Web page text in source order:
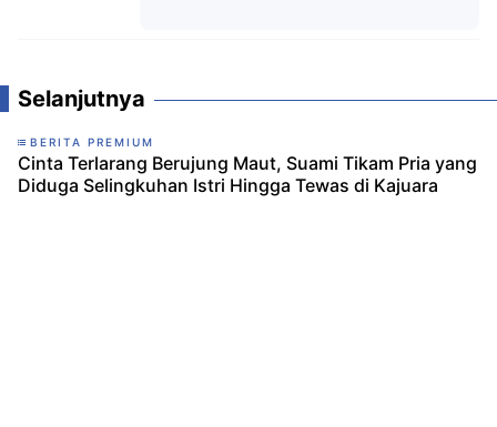
Selanjutnya
BERITA PREMIUM
Cinta Terlarang Berujung Maut, Suami Tikam Pria yang
Diduga Selingkuhan Istri Hingga Tewas di Kajuara